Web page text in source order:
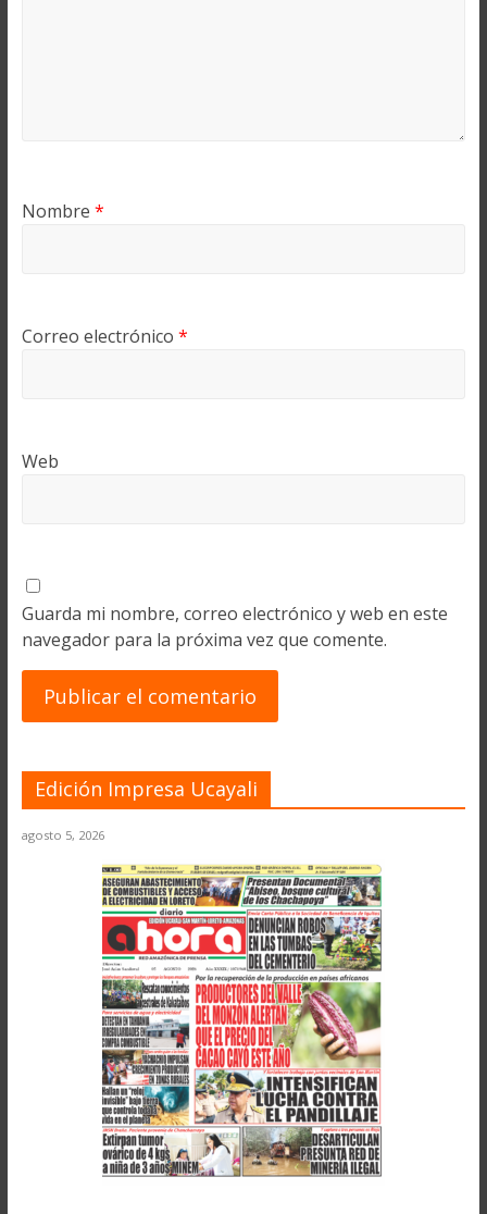
Nombre *
Correo electrónico *
Web
Guarda mi nombre, correo electrónico y web en este
navegador para la próxima vez que comente.
Edición Impresa Ucayali
agosto 5, 2026